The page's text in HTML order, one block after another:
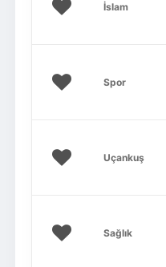
İslam
Spor
Uçankuş
Sağlık